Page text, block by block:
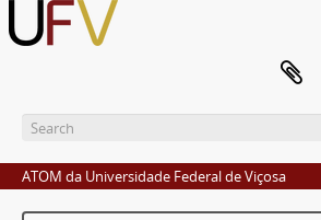
ATOM da Universidade Federal de Viçosa